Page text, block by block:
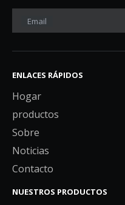
Email
ENLACES RÁPIDOS
Hogar
productos
Sobre
Noticias
Contacto
NUESTROS PRODUCTOS